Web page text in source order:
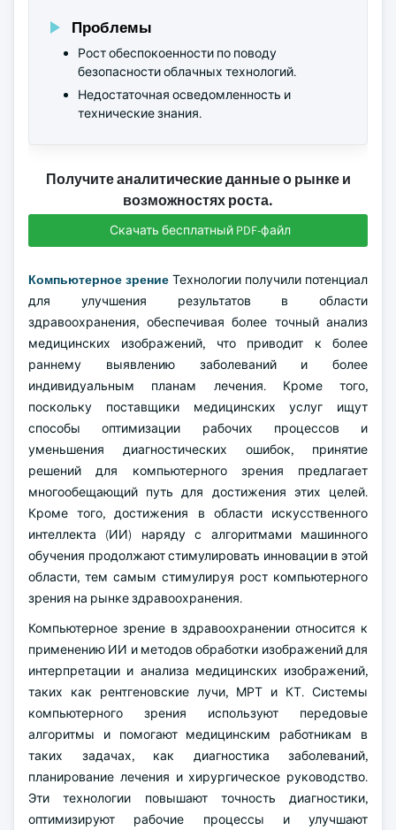
Проблемы
Рост обеспокоенности по поводу
безопасности облачных технологий.
Недостаточная осведомленность и
технические знания.
Получите аналитические данные о рынке и
возможностях роста.
Скачать бесплатный PDF-файл
Компьютерное зрение Технологии получили потенциал
для улучшения результатов в области
здравоохранения, обеспечивая более точный анализ
медицинских изображений, что приводит к более
раннему выявлению заболеваний и более
индивидуальным планам лечения. Кроме того,
поскольку поставщики медицинских услуг ищут
способы оптимизации рабочих процессов и
уменьшения диагностических ошибок, принятие
решений для компьютерного зрения предлагает
многообещающий путь для достижения этих целей.
Кроме того, достижения в области искусственного
интеллекта (ИИ) наряду с алгоритмами машинного
обучения продолжают стимулировать инновации в этой
области, тем самым стимулируя рост компьютерного
зрения на рынке здравоохранения.
Компьютерное зрение в здравоохранении относится к
применению ИИ и методов обработки изображений для
интерпретации и анализа медицинских изображений,
таких как рентгеновские лучи, МРТ и КТ. Системы
компьютерного зрения используют передовые
алгоритмы и помогают медицинским работникам в
таких задачах, как диагностика заболеваний,
планирование лечения и хирургическое руководство.
Эти технологии повышают точность диагностики,
оптимизируют рабочие процессы и улучшают